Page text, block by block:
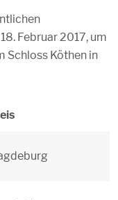
Februar 2017, um
Schloss Köthen in